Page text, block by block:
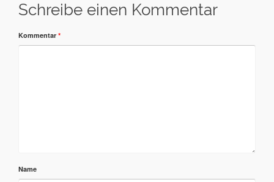
Schreibe einen Kommentar
Kommentar *
Name